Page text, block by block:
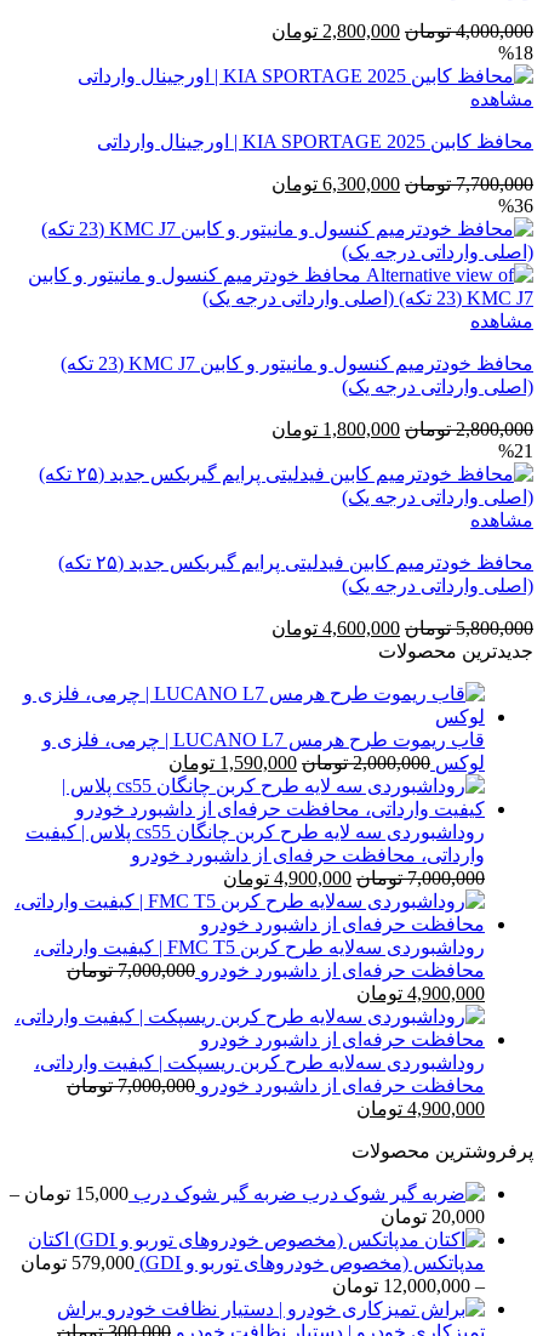
4,000,000 تومان قیمت
4,000,000 تومان
2,800,000 تومان
2,800,000 تومان
%18
مشاهده
محافظ کابین KIA SPORTAGE 2025 | اورجینال وارداتی
7,700,000 تومان قیمت
7,700,000 تومان
بود.
6,300,000 تومان
6,300,000 تومان
%36
مشاهده
محافظ خودترمیم کنسول و مانیتور و کابین KMC J7 (23 تکه)
(اصلی وارداتی درجه یک)
2,800,000 تومان قیمت
2,800,000 تومان
بود.
1,800,000 تومان
1,800,000 تومان
%21
مشاهده
محافظ خودترمیم کابین فیدلیتی پرایم گیربکس جدید (۲۵ تکه)
(اصلی وارداتی درجه یک)
5,800,000 تومان قیمت
اصلی
بود.
4,600,000 تومان
است.
جدیدترین محصولات
قاب ریموت طرح هرمس LUCANO L7 | چرمی، فلزی و
لوکس 2,000,000 تومان قیمت
اصلی
2,000,000 تومان
بود.
1,590,000 تومان
فعلی
1,590,000 تومان
است.روداشبوردی سه‌ لایه طرح کربن چانگان cs55 پلاس | کیفیت
وارداتی، محافظت حرفه‌ای از داشبورد خودرو
7,000,000 تومان قیمت
اصلی
7,000,000 تومان
بود.
4,900,000 تومان
فعلی
است.
روداشبوردی سه‌لایه طرح کربن FMC T5 | کیفیت وارداتی،
محافظت حرفه‌ای از داشبورد خودرو 7,000,000 تومان
قیمت
اصلی
7,000,000 تومان
بود.
4,900,000 تومان
فعلی
4,900,000 تومان
است.
روداشبوردی سه‌لایه طرح کربن ریسپکت | کیفیت وارداتی،
محافظت حرفه‌ای از داشبورد خودرو 7,000,000 تومان
قیمت
7,000,000 تومان
4,900,000 تومان
پرفروشترین محصولات
ضربه گیر شوک درب 15,000 تومان –
20,000 تومان
قیمت:
15,000 تومان
تا
20,000 تومان
اکتان
مدپاتکس (مخصوص خودروهای توربو و GDI)
579,000 تومان
–
12,000,000 تومان
قیمت:
579,000 تومان
براش
تمیزکاری خودرو | دستیار نظافت خودرو 300,000 تومان